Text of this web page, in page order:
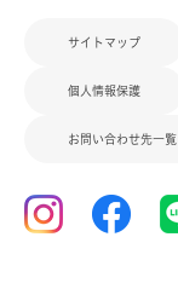
サイトマップ
個人情報保護
お問い合わせ先一覧